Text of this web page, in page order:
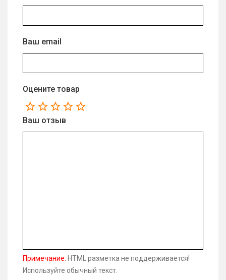
Ваш email
Оцените товар
Ваш отзыв
Примечание: HTML разметка не поддерживается!
Используйте обычный текст.